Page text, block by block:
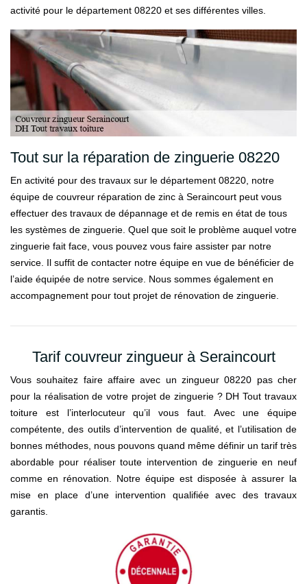
activité pour le département 08220 et ses différentes villes.
Tout sur la réparation de zinguerie 08220
En activité pour des travaux sur le département 08220, notre
équipe de couvreur réparation de zinc à Seraincourt peut vous
effectuer des travaux de dépannage et de remis en état de tous
les systèmes de zinguerie. Quel que soit le problème auquel votre
zinguerie fait face, vous pouvez vous faire assister par notre
service. Il suffit de contacter notre équipe en vue de bénéficier de
l’aide équipée de notre service. Nous sommes également en
accompagnement pour tout projet de rénovation de zinguerie.
Tarif couvreur zingueur à Seraincourt
Vous souhaitez faire affaire avec un zingueur 08220 pas cher
pour la réalisation de votre projet de zinguerie ? DH Tout travaux
toiture est l’interlocuteur qu’il vous faut. Avec une équipe
compétente, des outils d’intervention de qualité, et l’utilisation de
bonnes méthodes, nous pouvons quand même définir un tarif très
abordable pour réaliser toute intervention de zinguerie en neuf
comme en rénovation. Notre équipe est disposée à assurer la
mise en place d’une intervention qualifiée avec des travaux
garantis.